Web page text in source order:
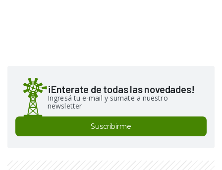
¡Enterate de todas las novedades!
Ingresá tu e-mail y sumate a nuestro
newsletter
Suscribirme